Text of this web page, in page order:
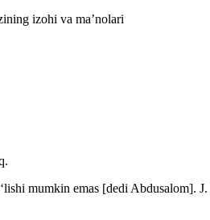
izohi va ma’nolari
mumkin emas [dedi Abdusalom].